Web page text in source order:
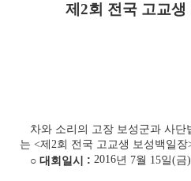
제 2회 전국 고교생
차와 소리의 고장 보성군과 사
는 <제 2회 전국 고교생 보성백일장
○대회일시 : 2016년 7월 15일(금